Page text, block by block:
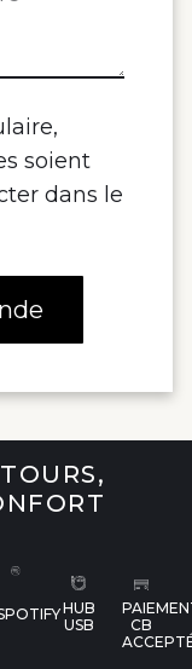
soient
dans le
HUB
USB
CB